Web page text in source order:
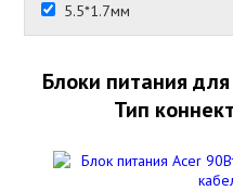
5.5*1.7мм
Блоки питания
Тип